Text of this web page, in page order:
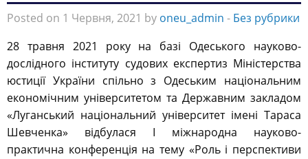
Posted on 1 Червня, 2021 by oneu_admin - Без рубрики
28 травня 2021 року на базі Одеського науково-
дослідного інституту судових експертиз Міністерства
юстиції України спільно з Одеським національним
економічним університетом та Державним закладом
«Луганський національний університет імені Тараса
Шевченка» відбулася І міжнародна науково-
практична конференція на тему «Роль і перспективи